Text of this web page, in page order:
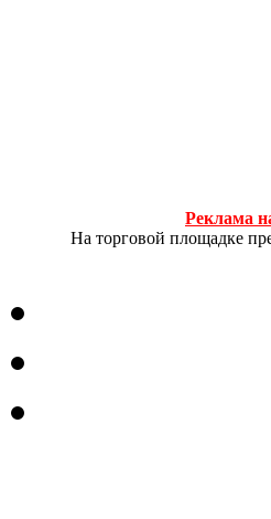
Реклама
На торговой площадке